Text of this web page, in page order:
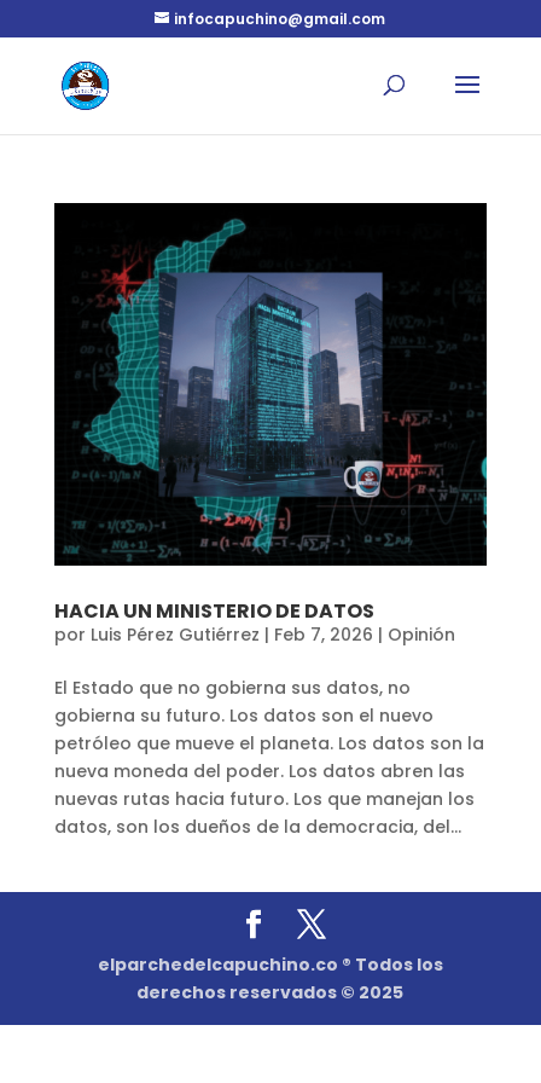
infocapuchino@gmail.com
HACIA UN MINISTERIO DE DATOS
por Luis Pérez Gutiérrez | Feb 7, 2026 | Opinión
El Estado que no gobierna sus datos, no
gobierna su futuro. Los datos son el nuevo
petróleo que mueve el planeta. Los datos son la
nueva moneda del poder. Los datos abren las
nuevas rutas hacia futuro. Los que manejan los
datos, son los dueños de la democracia, del...
elparchedelcapuchino.co ® Todos los
derechos reservados © 2025